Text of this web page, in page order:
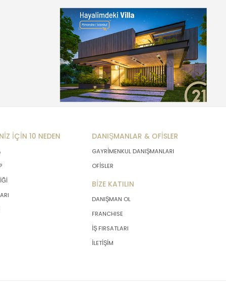
İÇİN 10 NEDEN DANIŞMANLAR & OFİSLER
GAYRİMENKUL DANIŞMANLARI
OFİSLER
BİZE KATILIN
DANIŞMAN OL
FRANCHISE
İŞ FIRSATLARI
İLETİŞİM